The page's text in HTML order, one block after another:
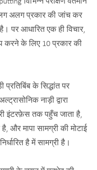
अलग प्रकार की जांच कर
पर आधारित एक ही विचार,
करने के लिए 10 प्रकार की
प्रतिबिंब के सिद्धांत पर
नाड़ी द्वारा
इंटरफ़ेस तक पहुँच जाता है,
और मापा सामग्री की मोटाई
है में सामग्री है।